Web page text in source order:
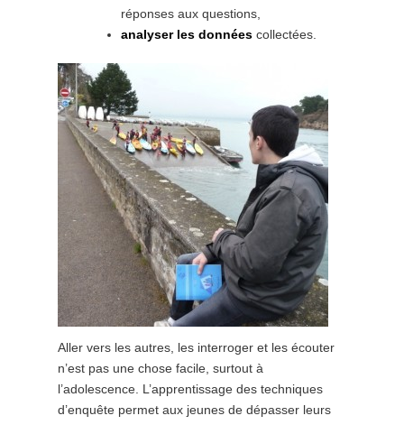
réponses aux questions,
analyser les données collectées.
Aller vers les autres, les interroger et les écouter
n’est pas une chose facile, surtout à
l’adolescence. L’apprentissage des techniques
d’enquête permet aux jeunes de dépasser leurs